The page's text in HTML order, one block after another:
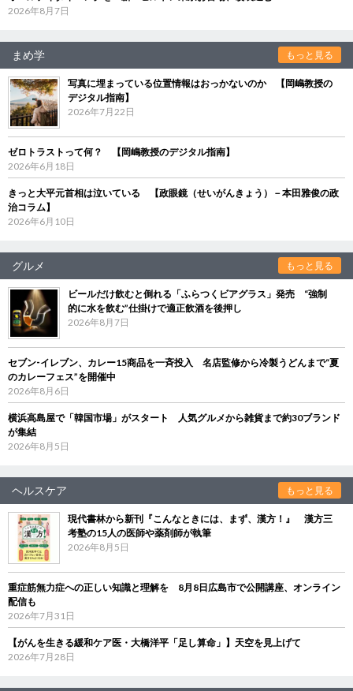
2026年8月7日
まめ学 もっと見る
写真に埋まっている位置情報はおっかないのか 【岡嶋教授の
デジタル指南】
2026年7月22日
ゼロトラストって何？ 【岡嶋教授のデジタル指南】
2026年6月18日
きっと大平元首相は泣いている 【政眼鏡（せいがんきょう）－本田雅俊の政
治コラム】
2026年6月10日
グルメ もっと見る
ビールだけ飲むと倒れる「ふらつくビアグラス」発売 “強制
的に水を飲む”仕掛けで適正飲酒を後押し
2026年8月7日
セブン‐イレブン、カレー15商品を一斉投入 名店監修から冷製うどんまで“夏
のカレーフェス”を開催中
2026年8月6日
横浜高島屋で「韓国市場」がスタート 人気グルメから雑貨まで約30ブランド
が集結
2026年8月5日
ヘルスケア もっと見る
現代書林から新刊『こんなときには、まず、漢方！』 漢方三
考塾の15人の医師や薬剤師が執筆
2026年8月5日
重症筋無力症への正しい知識と理解を 8月8日広島市で公開講座、オンライン
配信も
2026年7月31日
【がんを生きる緩和ケア医・大橋洋平「足し算命」】天空を見上げて
2026年7月28日